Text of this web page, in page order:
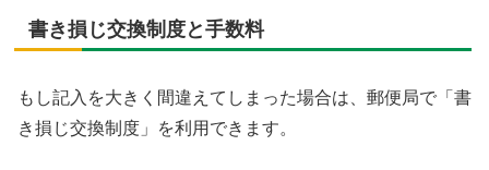
書き損じ交換制度と手数料
もし記入を大きく間違えてしまった場合は、郵便局で「書
き損じ交換制度」を利用できます。